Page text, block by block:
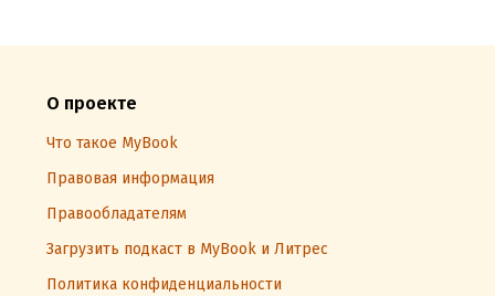
О проекте
Что такое MyBook
Правовая информация
Правообладателям
Загрузить подкаст в MyBook и Литрес
Политика конфиденциальности